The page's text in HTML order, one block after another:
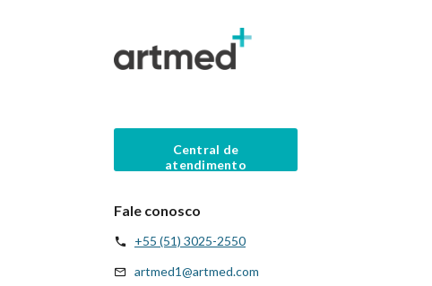
Central de
atendimento
Fale conosco
+55 (51) 3025-2550
artmed1@artmed.com